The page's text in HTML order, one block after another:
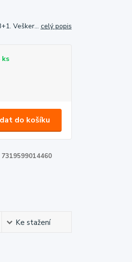
Vešker... celý popis
ks
do košíku
7319599014460
Ke stažení